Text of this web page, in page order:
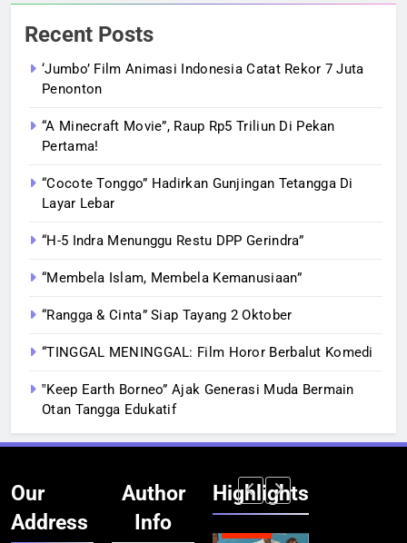
Recent Posts
‘Jumbo’ Film Animasi Indonesia Catat Rekor 7 Juta
Penonton
“A Minecraft Movie”, Raup Rp5 Triliun Di Pekan
Pertama!
“Cocote Tonggo” Hadirkan Gunjingan Tetangga Di
Layar Lebar
“H-5 Indra Menunggu Restu DPP Gerindra”
“Membela Islam, Membela Kemanusiaan”
“Rangga & Cinta” Siap Tayang 2 Oktober
“TINGGAL MENINGGAL: Film Horor Berbalut Komedi
‟Keep Earth Borneo” Ajak Generasi Muda Bermain
Otan Tangga Edukatif
Our
Address
Author
Info
Highlights
BERITA